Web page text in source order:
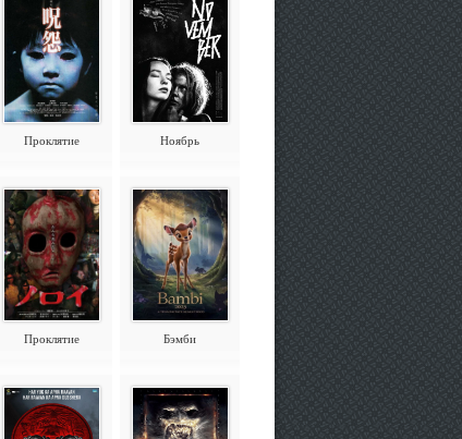
Проклятие Ноябрь
Проклятие Бэмби